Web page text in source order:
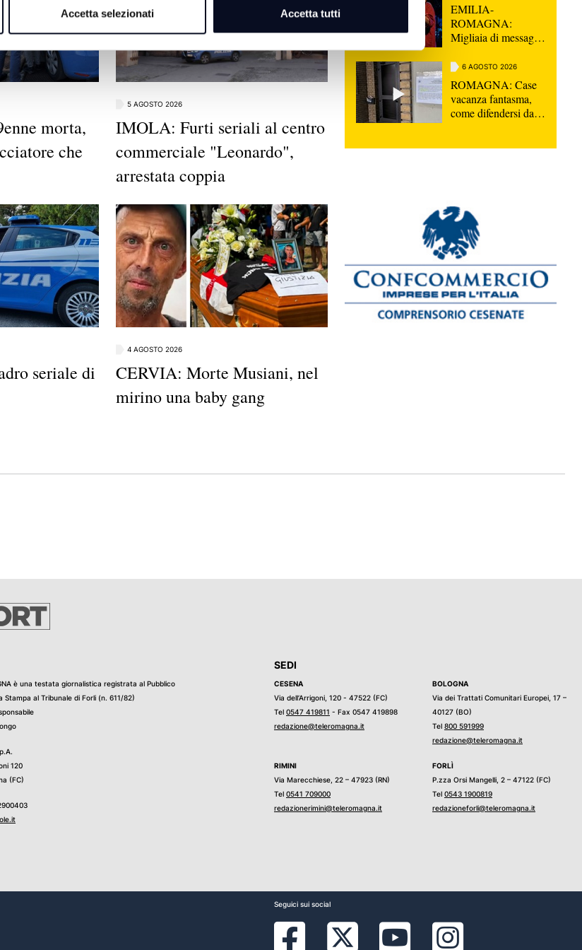
Accetta selezionati Accetta tutti
morta,
che
5 AGOSTO 2026
IMOLA: Furti seriali al centro
commerciale "Leonardo",
arrestata coppia
seriale di
4 AGOSTO 2026
CERVIA: Morte Musiani, nel
mirino una baby gang
EMILIA-
ROMAGNA:
Migliaia di messaggi
Guccini, "Non
morirà mai"
6 AGOSTO 2026
ROMAGNA: Case
vacanza fantasma,
come difendersi dalle
è una testata giornalistica registrata al Pubblico
Stampa al Tribunale di Forli (n. 611/82)
120
(FC)
SEDI
CESENA
Via dell’Arrigoni, 120 - 47522 (FC)
Tel 0547 419811 - Fax 0547 419898
redazione@teleromagna.it
BOLOGNA
Via dei Trattati Comunitari Europei, 17 –
40127 (BO)
Tel 800 591999
redazione@teleromagna.it
RIMINI
Via Marecchiese, 22 – 47923 (RN)
Tel 0541 709000
redazionerimini@teleromagna.it
FORLÌ
P.zza Orsi Mangelli, 2 – 47122 (FC)
Tel 0543 1900819
redazioneforli@teleromagna.it
Seguici sui social